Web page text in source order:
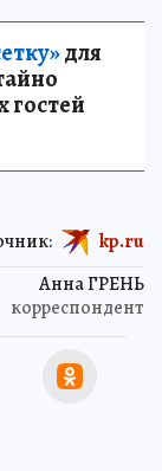
для
гостей
Анна ГРЕНЬ
корреспондент
kp.ru